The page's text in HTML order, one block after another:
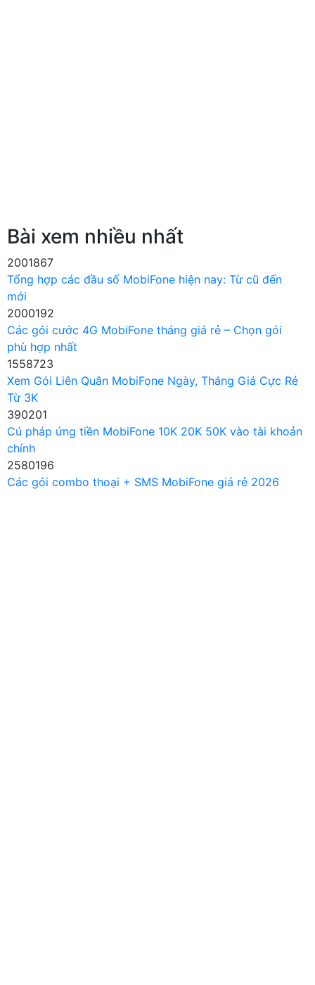
Bài xem nhiều nhất
2001867
Tổng hợp các đầu số MobiFone hiện nay: Từ cũ đến
mới
2000192
Các gói cước 4G MobiFone tháng giá rẻ – Chọn gói
phù hợp nhất
1558723
Xem Gói Liên Quân MobiFone Ngày, Tháng Giá Cực Rẻ
Từ 3K
390201
Cú pháp ứng tiền MobiFone 10K 20K 50K vào tài khoản
chính
2580196
Các gói combo thoại + SMS MobiFone giá rẻ 2026